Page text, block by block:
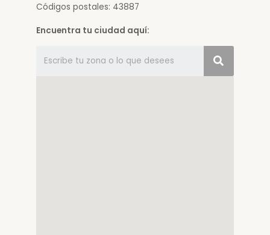
Códigos postales: 43887
Encuentra tu ciudad aquí: